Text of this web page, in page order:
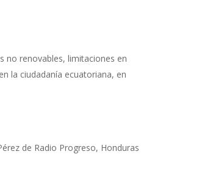
no renovables, limitaciones en
la ciudadanía ecuatoriana, en
de Radio Progreso, Honduras